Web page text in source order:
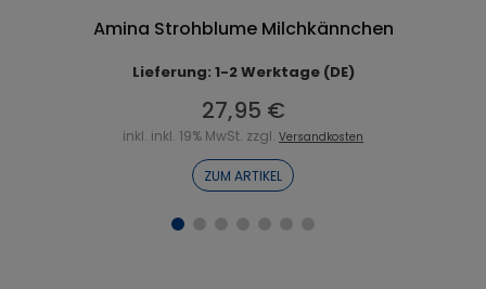
Amina Strohblume Milchkännchen
Lieferung: 1-2 Werktage (DE)
27,95 €
inkl. inkl. 19% MwSt. zzgl.Versandkosten
ZUM ARTIKEL